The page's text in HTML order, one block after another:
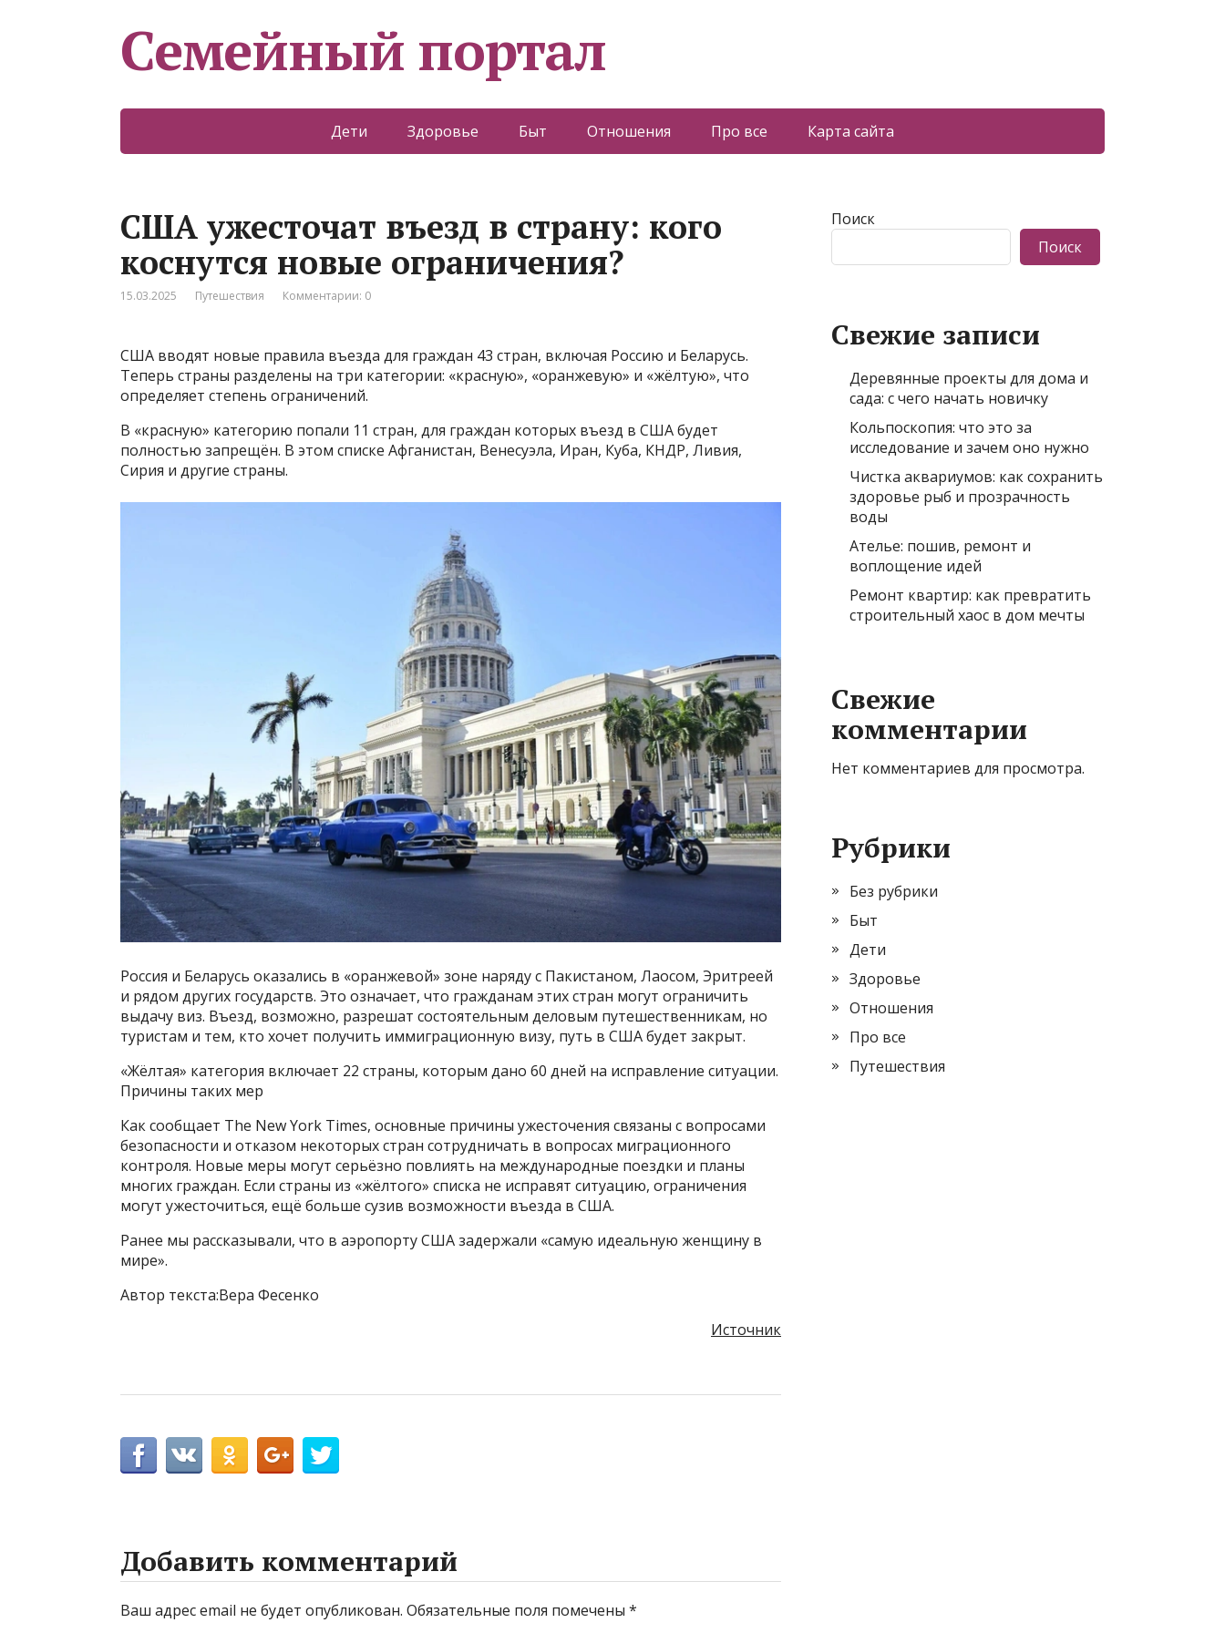
Семейный портал
Дети Здоровье Быт Отношения Про все Карта сайта
США ужесточат въезд в страну: кого
коснутся новые ограничения?
15.03.2025 Путешествия Комментарии: 0
США вводят новые правила въезда для граждан 43 стран, включая Россию и Беларусь.
Теперь страны разделены на три категории: «красную», «оранжевую» и «жёлтую», что
определяет степень ограничений.
В «красную» категорию попали 11 стран, для граждан которых въезд в США будет
полностью запрещён. В этом списке Афганистан, Венесуэла, Иран, Куба, КНДР, Ливия,
Сирия и другие страны.
Россия и Беларусь оказались в «оранжевой» зоне наряду с Пакистаном, Лаосом, Эритреей
и рядом других государств. Это означает, что гражданам этих стран могут ограничить
выдачу виз. Въезд, возможно, разрешат состоятельным деловым путешественникам, но
туристам и тем, кто хочет получить иммиграционную визу, путь в США будет закрыт.
«Жёлтая» категория включает 22 страны, которым дано 60 дней на исправление ситуации.
Причины таких мер
Как сообщает The New York Times, основные причины ужесточения связаны с вопросами
безопасности и отказом некоторых стран сотрудничать в вопросах миграционного
контроля. Новые меры могут серьёзно повлиять на международные поездки и планы
многих граждан. Если страны из «жёлтого» списка не исправят ситуацию, ограничения
могут ужесточиться, ещё больше сузив возможности въезда в США.
Ранее мы рассказывали, что в аэропорту США задержали «самую идеальную женщину в
мире».
Автор текста:Вера Фесенко
Источник
Добавить комментарий
Ваш адрес email не будет опубликован. Обязательные поля помечены *
Поиск
Поиск
Свежие записи
Деревянные проекты для дома и
сада: с чего начать новичку
Кольпоскопия: что это за
исследование и зачем оно нужно
Чистка аквариумов: как сохранить
здоровье рыб и прозрачность
воды
Ателье: пошив, ремонт и
воплощение идей
Ремонт квартир: как превратить
строительный хаос в дом мечты
Свежие
комментарии
Нет комментариев для просмотра.
Рубрики
Без рубрики
Быт
Дети
Здоровье
Отношения
Про все
Путешествия